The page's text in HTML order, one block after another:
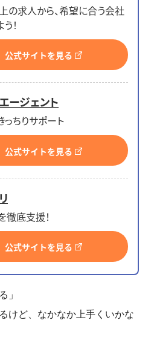
の求人から、希望に合う会社
！
公式サイトを見る
ージェント
ちりサポート
公式サイトを見る
徹底支援！
公式サイトを見る
」
けど、なかなか上手くいかな